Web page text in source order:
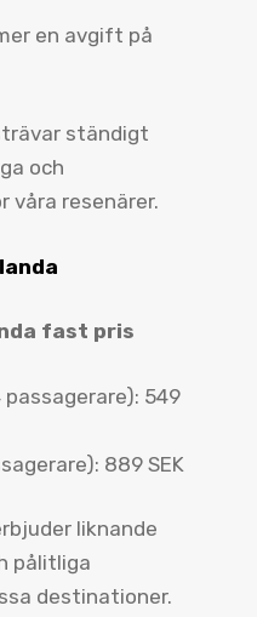
en avgift på
ständigt
och
våra resenärer.
fast pris
549
889 SEK
liknande
pålitliga
destinationer.